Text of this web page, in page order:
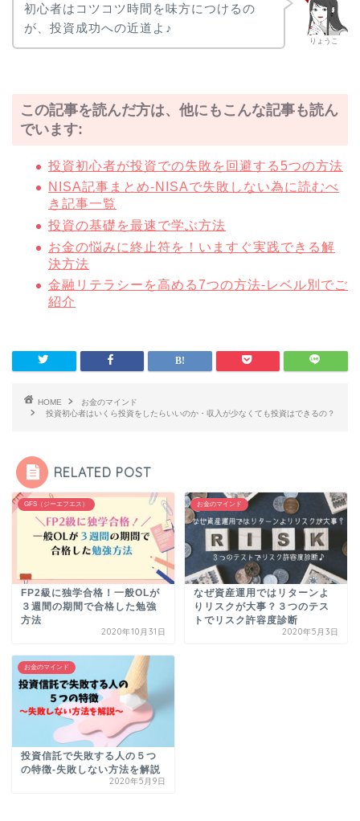
りょうこ
初心者はコツコツ時間を味方につけるの
が、投資成功への近道よ♪
この記事を読んだ方は、他にもこんな記事も読ん
でいます:
投資初心者が投資での失敗を回避する5つの方法
NISA記事まとめ-NISAで失敗しない為に読むべ
き記事一覧
投資の基礎を最速で学ぶ方法
お金の悩みに終止符を！いますぐ実践できる解
決方法
金融リテラシーを高める7つの方法-レベル別でご
紹介
HOME
お金のマインド
投資初心者はいくら投資をしたらいいのか・収入が少なくても投資はできるの？
RELATED POST
GFS（ジーエフエス）
FP2級に独学合格！一般OLが
３週間の期間で合格した勉強
方法
2020年10月31日
お金のマインド
なぜ資産運用ではリターンよ
りリスクが大事？３つのテス
トでリスク許容度診断
2020年5月3日
お金のマインド
投資信託で失敗する人の５つ
の特徴-失敗しない方法を解説
2020年5月9日